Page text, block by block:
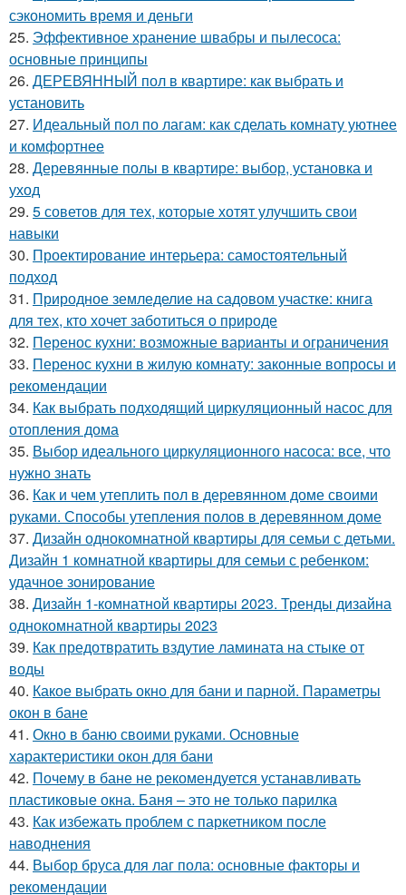
сэкономить время и деньги
25. Эффективное хранение швабры и пылесоса:
основные принципы
26. ДЕРЕВЯННЫЙ пол в квартире: как выбрать и
установить
27. Идеальный пол по лагам: как сделать комнату уютнее
и комфортнее
28. Деревянные полы в квартире: выбор, установка и
уход
29. 5 советов для тех, которые хотят улучшить свои
навыки
30. Проектирование интерьера: самостоятельный
подход
31. Природное земледелие на садовом участке: книга
для тех, кто хочет заботиться о природе
32. Перенос кухни: возможные варианты и ограничения
33. Перенос кухни в жилую комнату: законные вопросы и
рекомендации
34. Как выбрать подходящий циркуляционный насос для
отопления дома
35. Выбор идеального циркуляционного насоса: все, что
нужно знать
36. Как и чем утеплить пол в деревянном доме своими
руками. Способы утепления полов в деревянном доме
37. Дизайн однокомнатной квартиры для семьи с детьми.
Дизайн 1 комнатной квартиры для семьи с ребенком:
удачное зонирование
38. Дизайн 1-комнатной квартиры 2023. Тренды дизайна
однокомнатной квартиры 2023
39. Как предотвратить вздутие ламината на стыке от
воды
40. Какое выбрать окно для бани и парной. Параметры
окон в бане
41. Окно в баню своими руками. Основные
характеристики окон для бани
42. Почему в бане не рекомендуется устанавливать
пластиковые окна. Баня – это не только парилка
43. Как избежать проблем с паркетником после
наводнения
44. Выбор бруса для лаг пола: основные факторы и
рекомендации